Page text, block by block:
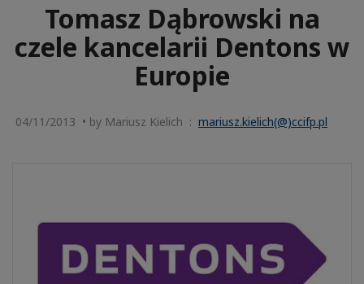
Tomasz Dąbrowski na
czele kancelarii Dentons w
Europie
04/11/2013 • by Mariusz Kielich : mariusz.kielich(@)ccifp.pl